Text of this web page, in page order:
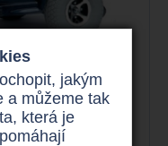
jakým
a můžeme tak
která je